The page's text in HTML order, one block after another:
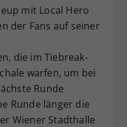
mit Local Hero
der Fans auf seiner
die im Tiebreak-
warfen, um bei
Runde
Runde länger die
Wiener Stadthalle